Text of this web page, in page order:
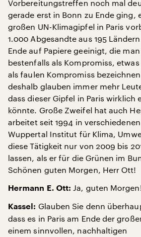
Vorbereitungstreffen noch mal
gerade erst in Bonn zu Ende ging,
großen UN-Klimagipfel in Paris
1.000 Abgesandte aus 195
Ende auf Papiere geeinigt, die
bestenfalls als Kompromiss,
als faulen Kompromiss
deshalb glauben immer mehr
dass dieser Gipfel in Paris wirklich
könnte. Große Zweifel hat auch
arbeitet seit 1994 in
Wuppertal Institut für Klima,
diese Tätigkeit nur von 2009 bis
lassen, als er für die Grünen im
Schönen guten Morgen, Herr Ott!
Hermann E. Ott: Ja, guten
Kassel: Glauben Sie denn
dass es in Paris am Ende der
einem sinnvollen, nachhaltigen